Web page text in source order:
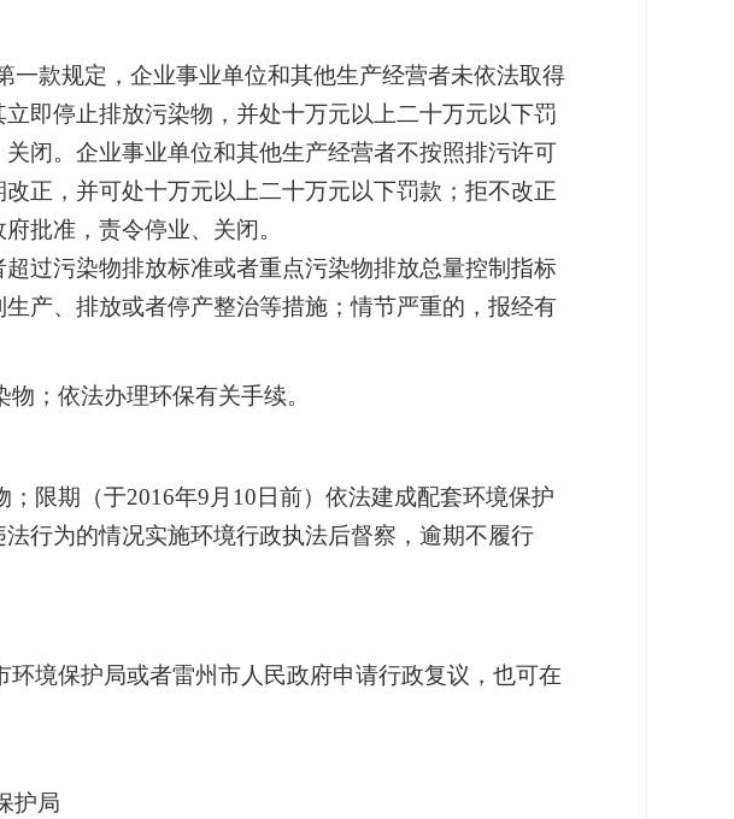
一款规定，企业事业单位和其他生产经营者未依法取得
即停止排放污染物，并处十万元以上二十万元以下罚
闭。企业事业单位和其他生产经营者不按照排污许可
正，并可处十万元以上二十万元以下罚款；拒不改正
批准，责令停业、关闭。
污染物排放标准或者重点污染物排放总量控制指标
产、排放或者停产整治等措施；情节严重的，报经有
；依法办理环保有关手续。
限期（于2016年9月10日前）依法建成配套环境保护
行为的情况实施环境行政执法后督察，逾期不履行
境保护局或者雷州市人民政府申请行政复议，也可在
局